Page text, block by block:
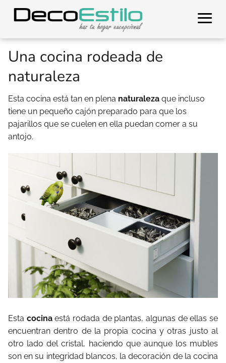
Una cocina rodeada de
naturaleza
Esta cocina está tan en plena naturaleza que incluso
tiene un pequeño cajón preparado para que los
pajarillos que se cuelen en ella puedan comer a su
antojo.
Esta cocinaestá rodada de plantas, algunas de ellas se
encuentran dentro de la propia cocina y otras justo al
otro lado del cristal, haciendo que aunque los mubles
son en su integridad blancos, la decoración de la cocina